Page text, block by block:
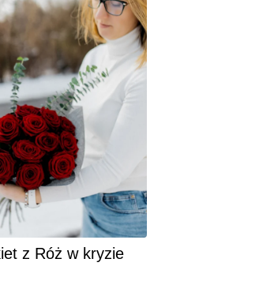
z Róż w kryzie